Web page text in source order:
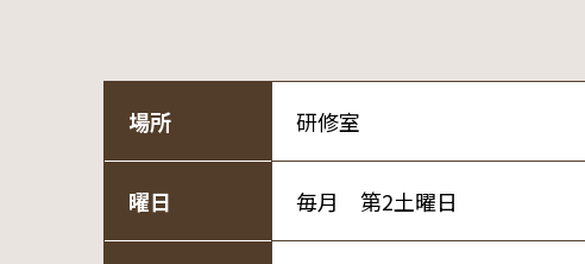
場所 研修室
曜日 毎月 第2土曜日